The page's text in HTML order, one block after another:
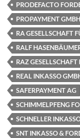
PRODEFACTO
PROPAYMENT GMBH
RA GESELLSCHAFT
RALF
RAZ
REAL INKASSO
SAFERPAYMENT AG
SCHIMMELPFENG
SCHNELLER
SNT INKASSO &